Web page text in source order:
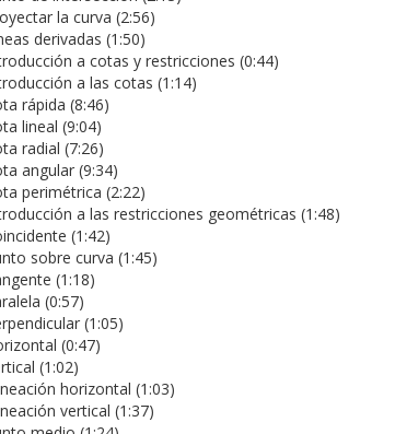
la curva (2:56)
derivadas (1:50)
a cotas y restricciones (0:44)
a las cotas (1:14)
rápida (8:46)
lineal (9:04)
radial (7:26)
angular (9:34)
perimétrica (2:22)
a las restricciones geométricas (1:48)
(1:42)
sobre curva (1:45)
(1:18)
(0:57)
(1:05)
(0:47)
(1:02)
horizontal (1:03)
vertical (1:37)